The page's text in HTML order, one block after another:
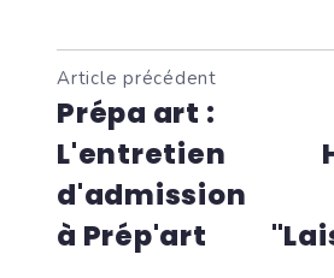
Article précédent
Prépa art :
L'entretien
d'admission
à Prép'art